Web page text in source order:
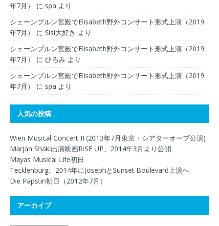
年7月）
に spa より
シェーンブルン宮殿でElisabeth野外コンサート形式上演（2019
年7月）
に Sisi大好き より
シェーンブルン宮殿でElisabeth野外コンサート形式上演（2019
年7月）
に ひろみ より
シェーンブルン宮殿でElisabeth野外コンサート形式上演（2019
年7月）
に spa より
人気の投稿
Wien Musical Concert II (2013年7月東京・シアターオーブ公演)
Marjan Shaki出演映画RISE UP、2014年3月より公開
Mayas Musical Life初日
Tecklenburg、2014年にJosephとSunset Boulevard上演へ
Die Päpstin初日（2012年7月）
アーカイブ